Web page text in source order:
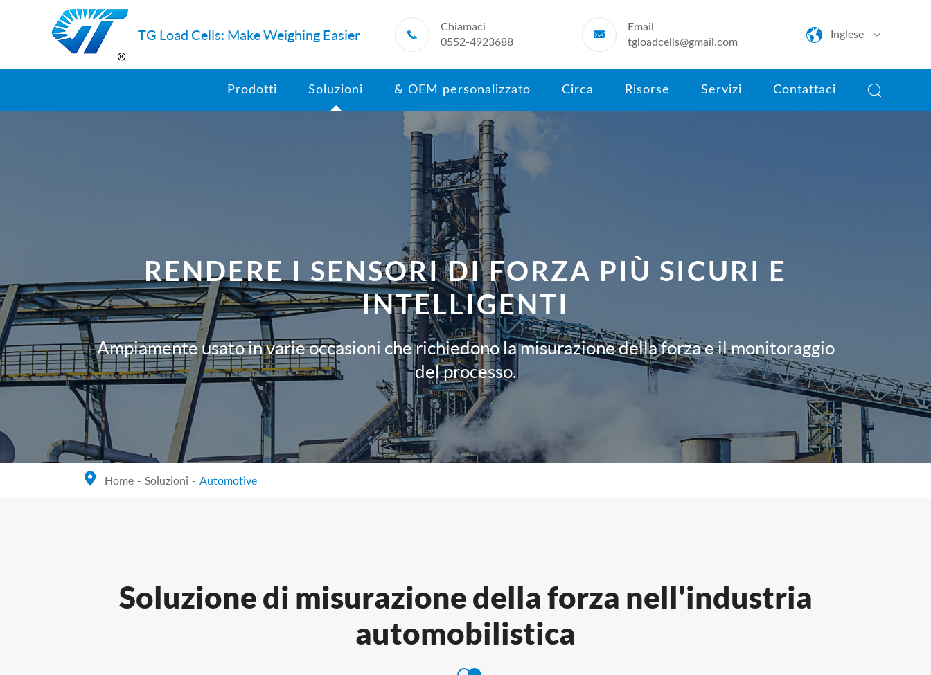
TG Load Cells: Make Weighing Easier 
Chiamaci
0552-4923688

Email
tgloadcells@gmail.com
 Inglese 
日本語
italiano
tiếng việt
ไทย
Prodotti Soluzioni & OEM personalizzato Circa Risorse Servizi Contattaci 
RENDERE I SENSORI DI FORZA PIÙ SICURI E
INTELLIGENTI
Ampiamente usato in varie occasioni che richiedono la misurazione della forza e il monitoraggio
del processo.
Home Soluzioni Automotive
Soluzione di misurazione della forza nell'industria
automobilistica